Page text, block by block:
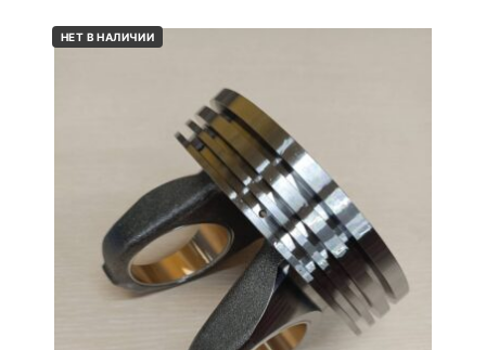
НЕТ В НАЛИЧИИ